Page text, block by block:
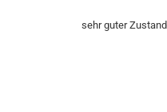
sehr guter Zustand